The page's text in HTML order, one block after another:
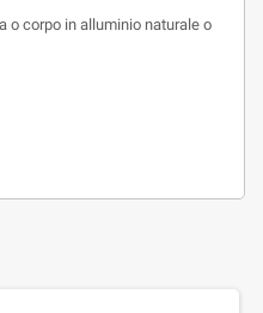
o corpo in alluminio naturale o